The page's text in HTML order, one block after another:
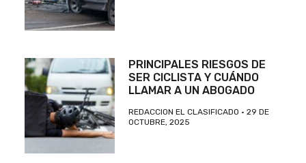
PRINCIPALES RIESGOS DE
SER CICLISTA Y CUÁNDO
LLAMAR A UN ABOGADO
REDACCION EL CLASIFICADO
29 DE
OCTUBRE, 2025